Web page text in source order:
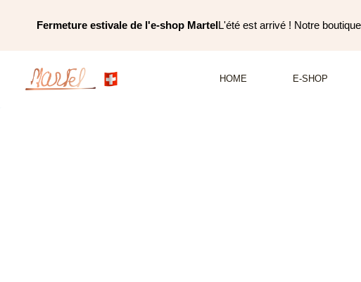
Fermeture estivale de l'e-shop MartelL'été est arrivé ! Notre
HOME E-SHOP